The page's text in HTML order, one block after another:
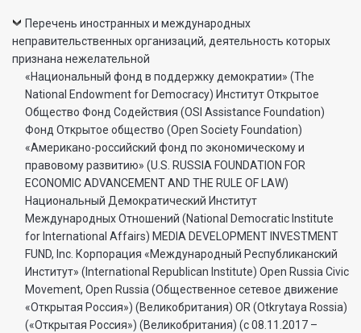
Перечень иностранных и международных
неправительственных организаций, деятельность которых
признана нежелательной
«Национальный фонд в поддержку демократии» (The
National Endowment for Democracy) Институт Открытое
Общество Фонд Содействия (OSI Assistance Foundation)
Фонд Открытое общество (Open Society Foundation)
«Американо-российский фонд по экономическому и
правовому развитию» (U.S. RUSSIA FOUNDATION FOR
ECONOMIC ADVANCEMENT AND THE RULE OF LAW)
Национальный Демократический Институт
Международных Отношений (National Democratic Institute
for International Affairs) MEDIA DEVELOPMENT INVESTMENT
FUND, Inc. Корпорация «Международный Республиканский
Институт» (International Republican Institute) Open Russia Civic
Movement, Open Russia (Общественное сетевое движение
«Открытая Россия») (Великобритания) OR (Otkrytaya Rossia)
(«Открытая Россия») (Великобритания) (с 08.11.2017 –